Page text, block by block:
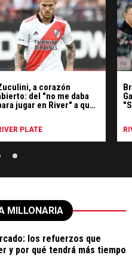
a corazón
del "no me daba
jugar en River" a qué
PLATE
MILLONARIA
los refuerzos que
y por qué tendrá más tiempo